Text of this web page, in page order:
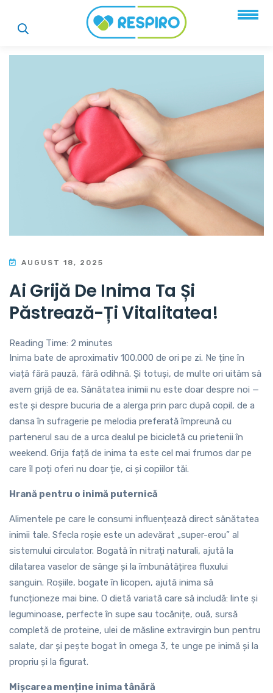
AUGUST 18, 2025
Ai Grijă De Inima Ta Și
Păstrează-Ți Vitalitatea!
Reading Time: 2 minutes
Inima bate de aproximativ 100.000 de ori pe zi. Ne ține în
viață fără pauză, fără odihnă. Și totuși, de multe ori uităm să
avem grijă de ea. Sănătatea inimii nu este doar despre noi —
este și despre bucuria de a alerga prin parc după copil, de a
dansa în sufragerie pe melodia preferată împreună cu
partenerul sau de a urca dealul pe bicicletă cu prietenii în
weekend. Grija față de inima ta este cel mai frumos dar pe
care îl poți oferi nu doar ție, ci și copiilor tăi.
Hrană pentru o inimă puternică
Alimentele pe care le consumi influențează direct sănătatea
inimii tale. Sfecla roșie este un adevărat „super-erou” al
sistemului circulator. Bogată în nitrați naturali, ajută la
dilatarea vaselor de sânge și la îmbunătățirea fluxului
sanguin. Roșiile, bogate în licopen, ajută inima să
funcționeze mai bine. O dietă variată care să includă: linte și
leguminoase, perfecte în supe sau tocănițe, ouă, sursă
completă de proteine, ulei de măsline extravirgin bun pentru
salate, dar și pește bogat în omega 3, te unge pe inimă și la
propriu și la figurat.
Mișcarea menține inima tânără